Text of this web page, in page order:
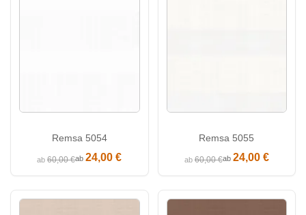
Remsa 5054
ab60,00 €ab24,00 €
Remsa 5055
ab60,00 €ab 24,00 €